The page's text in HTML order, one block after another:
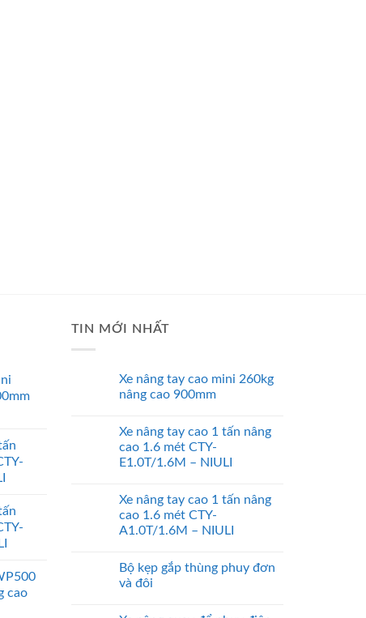
cao
TIN MỚI NHẤT
Xe nâng tay cao mini 260kg
nâng cao 900mm
Xe nâng tay cao 1 tấn nâng
cao 1.6 mét CTY-
E1.0T/1.6M – NIULI
Xe nâng tay cao 1 tấn nâng
cao 1.6 mét CTY-
A1.0T/1.6M – NIULI
Bộ kẹp gắp thùng phuy đơn
và đôi